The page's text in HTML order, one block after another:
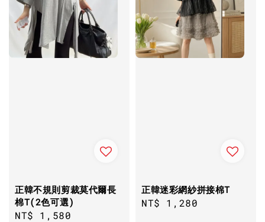
正韓不規則剪裁莫代爾長
棉T(2色可選)
Regular
NT$ 1,580
正韓迷彩網紗拼接棉T
Regular
NT$ 1,280